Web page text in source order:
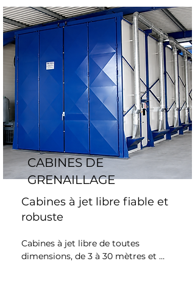
CABINES DE
GRENAILLAGE
Cabines à jet libre fiable et
robuste
Cabines à jet libre de toutes
dimensions, de 3 à 30 mètres et